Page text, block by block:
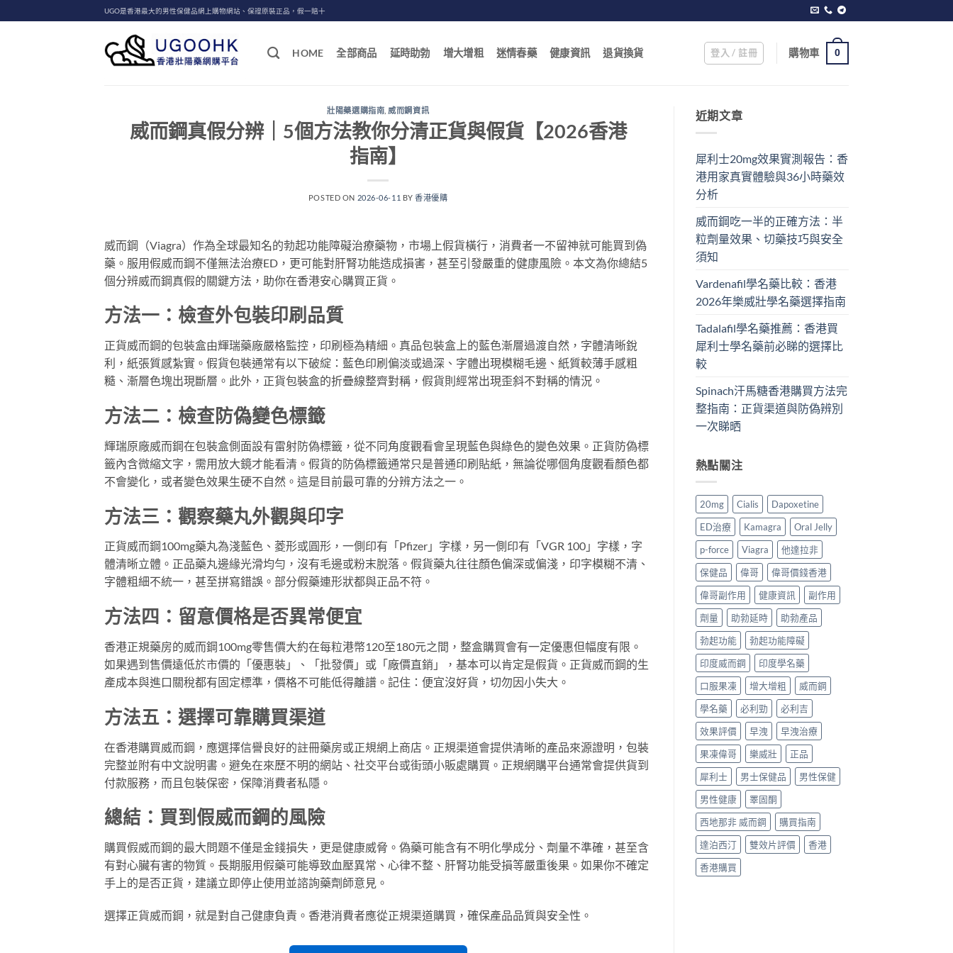
to
UGO是香港最大的男性保健品網上購物網站、保證原裝正品，假一賠十
HOME 全部商品 延時助勃 增大增粗 迷情春藥 健康資訊 退貨換貨 登入 / 註冊 購物車 0
壯陽藥選購指南 威而鋼資訊
威而鋼真假分辨｜5個方法教你分清正貨與假貨【2026香港
指南】
POSTED ON 2026-06-11 BY香港優購
威而鋼（Viagra）作為全球最知名的勃起功能障礙治療藥物，市場上假貨橫行，消費者一不留神就可能買到偽
藥。服用假威而鋼不僅無法治療ED，更可能對肝腎功能造成損害，甚至引發嚴重的健康風險。本文為你總結5
個分辨威而鋼真假的關鍵方法，助你在香港安心購買正貨。
方法一：檢查外包裝印刷品質
正貨威而鋼的包裝盒由輝瑞藥廠嚴格監控，印刷極為精細。真品包裝盒上的藍色漸層過渡自然，字體清晰銳
利，紙張質感紮實。假貨包裝通常有以下破綻：藍色印刷偏淡或過深、字體出現模糊毛邊、紙質較薄手感粗
糙、漸層色塊出現斷層。此外，正貨包裝盒的折疊線整齊對稱，假貨則經常出現歪斜不對稱的情況。
方法二：檢查防偽變色標籤
輝瑞原廠威而鋼在包裝盒側面設有雷射防偽標籤，從不同角度觀看會呈現藍色與綠色的變色效果。正貨防偽標
籤內含微縮文字，需用放大鏡才能看清。假貨的防偽標籤通常只是普通印刷貼紙，無論從哪個角度觀看顏色都
不會變化，或者變色效果生硬不自然。這是目前最可靠的分辨方法之一。
方法三：觀察藥丸外觀與印字
正貨威而鋼100mg藥丸為淺藍色、菱形或圓形，一側印有「Pfizer」字樣，另一側印有「VGR 100」字樣，字
體清晰立體。正品藥丸邊緣光滑均勻，沒有毛邊或粉末脫落。假貨藥丸往往顏色偏深或偏淺，印字模糊不清、
字體粗細不統一，甚至拼寫錯誤。部分假藥連形狀都與正品不符。
方法四：留意價格是否異常便宜
香港正規藥房的威而鋼100mg零售價大約在每粒港幣120至180元之間，整盒購買會有一定優惠但幅度有限。
如果遇到售價遠低於市價的「優惠裝」、「批發價」或「廠價直銷」，基本可以肯定是假貨。正貨威而鋼的生
產成本與進口關稅都有固定標準，價格不可能低得離譜。記住：便宜沒好貨，切勿因小失大。
方法五：選擇可靠購買渠道
在香港購買威而鋼，應選擇信譽良好的註冊藥房或正規網上商店。正規渠道會提供清晰的產品來源證明，包裝
完整並附有中文說明書。避免在來歷不明的網站、社交平台或街頭小販處購買。正規網購平台通常會提供貨到
付款服務，而且包裝保密，保障消費者私隱。
總結：買到假威而鋼的風險
購買假威而鋼的最大問題不僅是金錢損失，更是健康威脅。偽藥可能含有不明化學成分、劑量不準確，甚至含
有對心臟有害的物質。長期服用假藥可能導致血壓異常、心律不整、肝腎功能受損等嚴重後果。如果你不確定
手上的是否正貨，建議立即停止使用並諮詢藥劑師意見。
選擇正貨威而鋼，就是對自己健康負責。香港消費者應從正規渠道購買，確保產品品質與安全性。
近期文章
犀利士20mg效果實測報告：香
港用家真實體驗與36小時藥效
分析
威而鋼吃一半的正確方法：半
粒劑量效果、切藥技巧與安全
須知
Vardenafil學名藥比較：香港
2026年樂威壯學名藥選擇指南
Tadalafil學名藥推薦：香港買
犀利士學名藥前必睇的選擇比
較
Spinach汗馬糖香港購買方法完
整指南：正貨渠道與防偽辨別
一次睇晒
熱點關注
20mg Cialis
Dapoxetine
ED治療
Kamagra
Oral Jelly
p-force
Viagra
他達拉非
保健品
偉哥
偉哥價錢香港
偉哥副作用
健康資訊
副作用
劑量
助勃延時
助勃產品
勃起功能
勃起功能障礙
印度威而鋼
印度學名藥
口服果凍
增大增粗
威而鋼
學名藥
必利勁
必利吉
效果評價
早洩
早洩治療
果凍偉哥
樂威壯
正品
犀利士
男士保健品
男性保健
男性健康
睪固酮
西地那非 威而鋼
購買指南
達泊西汀
雙效片評價
香港
香港購買